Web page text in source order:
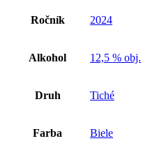
Ročník 2024
Alkohol 12,5 % obj.
Druh Tiché
Farba Biele